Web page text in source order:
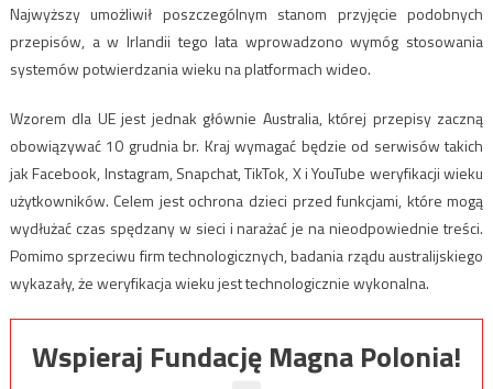
Najwyższy umożliwił poszczególnym stanom przyjęcie podobnych
przepisów, a w Irlandii tego lata wprowadzono wymóg stosowania
systemów potwierdzania wieku na platformach wideo.
Wzorem dla UE jest jednak głównie Australia, której przepisy zaczną
obowiązywać 10 grudnia br. Kraj wymagać będzie od serwisów takich
jak Facebook, Instagram, Snapchat, TikTok, X i YouTube weryfikacji wieku
użytkowników. Celem jest ochrona dzieci przed funkcjami, które mogą
wydłużać czas spędzany w sieci i narażać je na nieodpowiednie treści.
Pomimo sprzeciwu firm technologicznych, badania rządu australijskiego
wykazały, że weryfikacja wieku jest technologicznie wykonalna.
Wspieraj Fundację Magna Polonia!